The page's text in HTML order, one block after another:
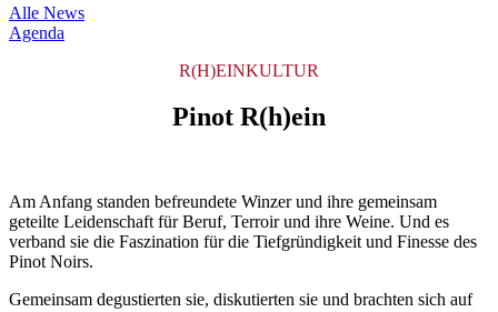
Alle News
Agenda
R(H)EINKULTUR
Pinot R(h)ein
Am Anfang standen befreundete Winzer und ihre gemeinsam
geteilte Leidenschaft für Beruf, Terroir und ihre Weine. Und es
verband sie die Faszination für die Tiefgründigkeit und Finesse des
Pinot Noirs.
Gemeinsam degustierten sie, diskutierten sie und brachten sich auf